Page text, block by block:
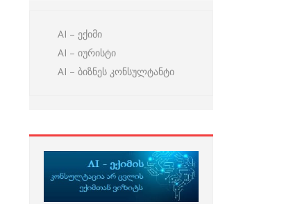
AI – ექიმი
AI – იურისტი
AI – ბიზნეს კონსულტანტი